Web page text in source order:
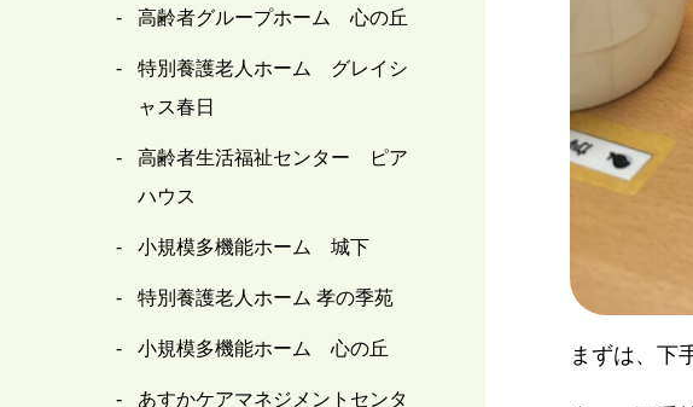
高齢者グループホーム 心の丘
特別養護老人ホーム グレイシ
ャス春日
高齢者生活福祉センター ピア
ハウス
小規模多機能ホーム 城下
特別養護老人ホーム 孝の季苑
小規模多機能ホーム 心の丘
あすかケアマネジメントセンタ
まずは、下